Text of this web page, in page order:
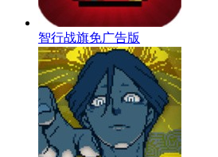
智行战旗免广告版